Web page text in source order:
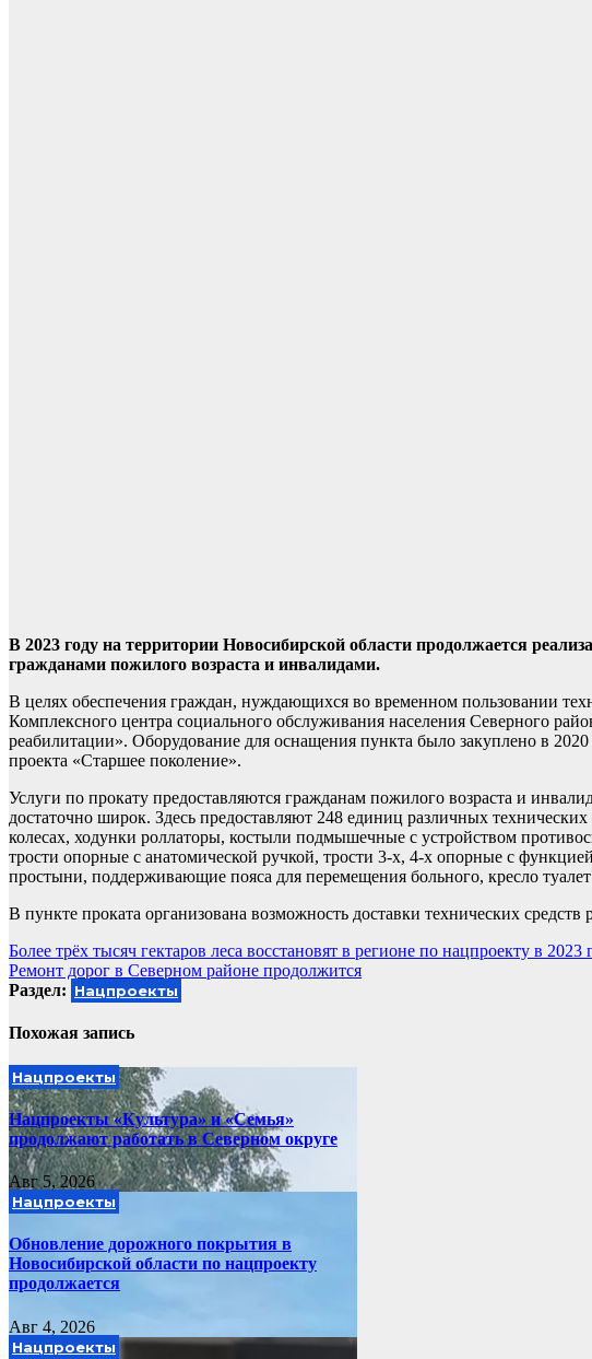
В 2023 году на территории Новосибирской области продолжается
гражданами пожилого возраста и инвалидами.
В целях обеспечения граждан, нуждающихся во временном пользовании
Комплексного центра социального обслуживания населения Северного
реабилитации». Оборудование для оснащения пункта было закуплено в
проекта «Старшее поколение».
Услуги по прокату предоставляются гражданам пожилого возраста и
достаточно широк. Здесь предоставляют 248 единиц различных
колесах, ходунки роллаторы, костыли подмышечные с устройством
трости опорные с анатомической ручкой, трости 3-х, 4-х опорные с
простыни, поддерживающие пояса для перемещения больного, кресло
В пункте проката организована возможность доставки технических средств
Навигация
по
Более трёх тысяч гектаров леса восстановят в регионе по нацпроекту в 2023
Ремонт дорог в Северном районе продолжится
Раздел: Нацпроекты
Похожая запись
Нацпроекты
Нацпроекты «Культура» и «Семья»
продолжают работать в Северном округе
Авг 5, 2026
Нацпроекты
Обновление дорожного покрытия в
Новосибирской области по нацпроекту
продолжается
Авг 4, 2026
Нацпроекты